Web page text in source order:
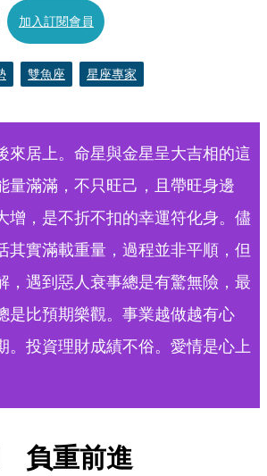
加入訂閱會員
雙魚座 星座專家
來居上。命星與金星呈大吉相的這
量滿滿，不只旺己，且帶旺身邊
增，是不折不扣的幸運符化身。儘
其實滿載重量，過程並非平順，但
，遇到惡人衰事總是有驚無險，最
是比預期樂觀。事業越做越有心
。投資理財成績不俗。愛情是心上
負重前進